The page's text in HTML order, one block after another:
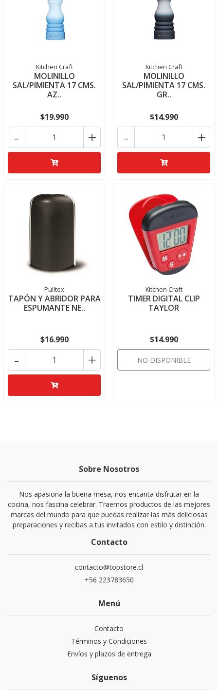
Kitchen Craft
MOLINILLO
SAL/PIMIENTA 17 CMS.
AZ..
$19.990
+
-
Kitchen Craft
MOLINILLO
SAL/PIMIENTA 17 CMS.
GR..
$14.990
+
-
Pulltex
TAPÓN Y ABRIDOR PARA
ESPUMANTE NE..
$16.990
+
-
Kitchen Craft
TIMER DIGITAL CLIP
TAYLOR
$14.990
NO DISPONIBLE
Sobre Nosotros
Nos apasiona la buena mesa, nos encanta disfrutar en la
cocina, nos fascina celebrar. Traemos productos de las mejores
marcas del mundo para que puedas realizar las más deliciosas
preparaciones y recibas a tus invitados con estilo y distinción.
Contacto
contacto@topstore.cl
+56 223783650
Menú
Contacto
Términos y Condiciones
Envíos y plazos de entrega
Síguenos